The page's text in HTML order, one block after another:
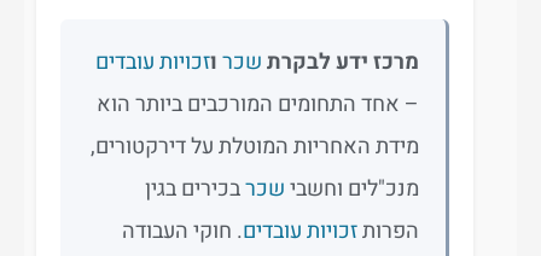
מרכז ידע לבקרתשכרוזכויות עובדים
– אחד התחומים המורכבים ביותר הוא
מידת האחריות המוטלת על דירקטורים,
מנכ"לים וחשבישכרבכירים בגין
הפרותזכויות עובדים. חוקי העבודה